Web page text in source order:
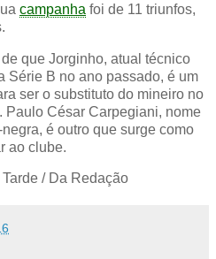
campanha foi de 11 triunfos,
que Jorginho, atual técnico
Série B no ano passado, é um
ser o substituto do mineiro no
Paulo César Carpegiani, nome
é outro que surge como
ao clube.
/ Da Redação